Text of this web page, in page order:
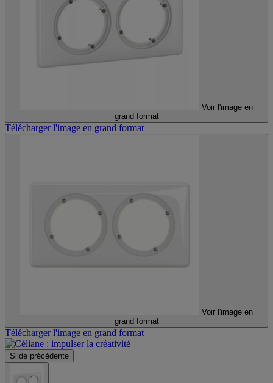
Voir l'image en
grand format
Télécharger l'image en grand format
Voir l'image en
grand format
Télécharger l'image en grand format
Slide précédente